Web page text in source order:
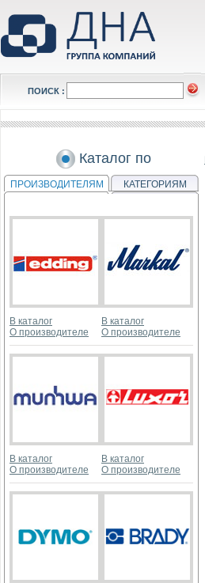
ПОИСК :
Каталог по
ПРОИЗВОДИТЕЛЯМ КАТЕГОРИЯМ
В каталог
О производителе
В каталог
О производителе
В каталог
О производителе
В каталог
О производителе